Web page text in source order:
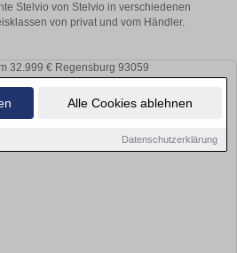
Alle Cookies ablehnen
Datenschutzerklärung
Stelvio von Stelvio in verschiedenen
von privat und vom Händler.